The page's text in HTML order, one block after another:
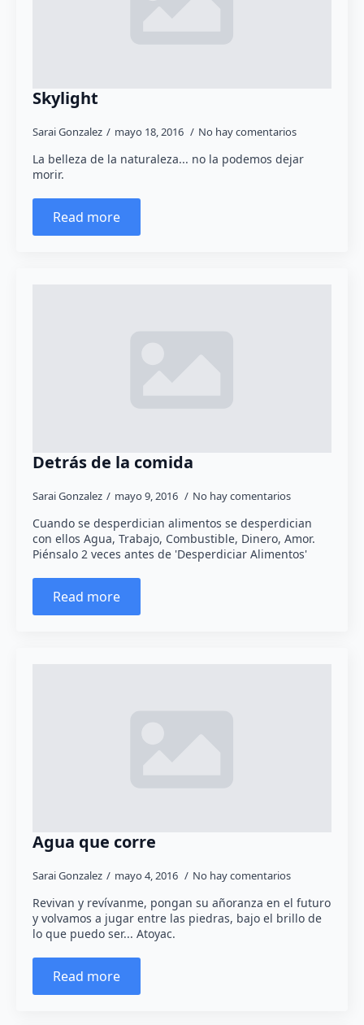
Skylight
Sarai Gonzalez mayo 18, 2016 No hay comentarios
La belleza de la naturaleza... no la podemos dejar
morir.
Read more
Detrás de la comida
Sarai Gonzalez mayo 9, 2016 No hay comentarios
Cuando se desperdician alimentos se desperdician
con ellos Agua, Trabajo, Combustible, Dinero, Amor.
Piénsalo 2 veces antes de 'Desperdiciar Alimentos'
Read more
Agua que corre
Sarai Gonzalez mayo 4, 2016 No hay comentarios
Revivan y revívanme, pongan su añoranza en el futuro
y volvamos a jugar entre las piedras, bajo el brillo de
lo que puedo ser... Atoyac.
Read more